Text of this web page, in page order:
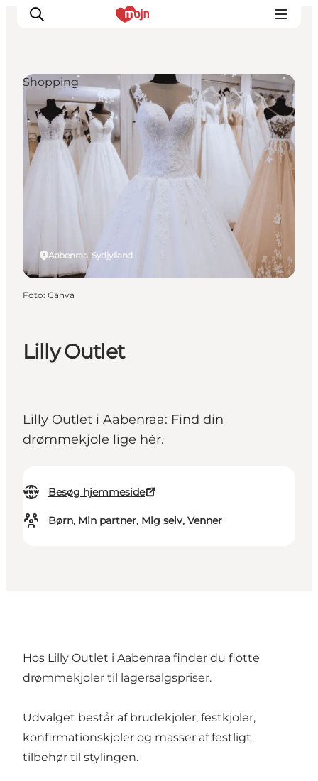
Oplevelser
Byer & Steder
Det sker
Overnatning
Booking
Lilly Outlet
Lilly Outlet i Aabenraa: Find din
drømmekjole lige hér.
Besøg hjemmeside
Børn, Min partner, Mig selv, Venner
Aabenraa, Sydjylland
Shopping
Foto: Canva
Hos Lilly Outlet i Aabenraa finder du flotte
drømmekjoler til lagersalgspriser.
Udvalget består af brudekjoler, festkjoler,
konfirmationskjoler og masser af festligt
tilbehør til stylingen.